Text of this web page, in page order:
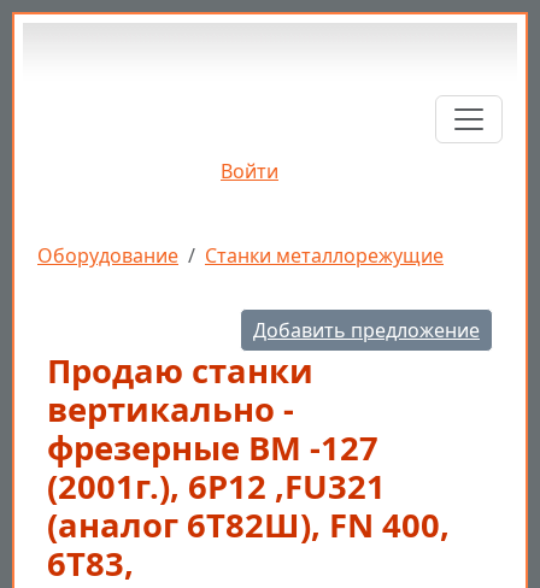
Перейти к основному содержанию
Войти
Строка навигации
Оборудование Станки металлорежущие
Добавить предложение
Продаю станки
вертикально -
фрезерные ВМ -127
(2001г.), 6Р12 ,FU321
(аналог 6Т82Ш), FN 400,
6Т83,